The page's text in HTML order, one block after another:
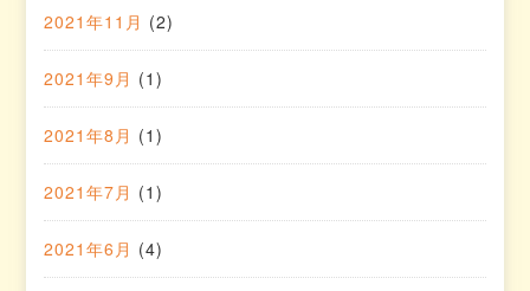
2021年11月 (2)
2021年9月 (1)
2021年8月 (1)
2021年7月 (1)
2021年6月 (4)